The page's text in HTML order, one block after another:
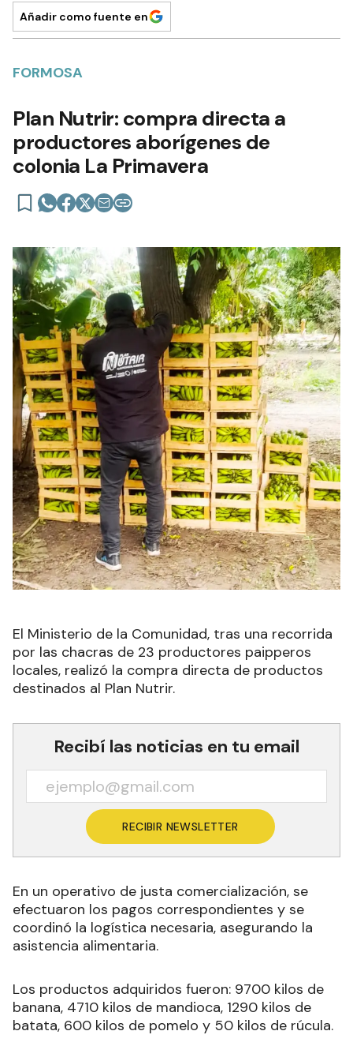
Añadir como fuente en
FORMOSA
Plan Nutrir: compra directa a
productores aborígenes de
colonia La Primavera
El Ministerio de la Comunidad, tras una recorrida
por las chacras de 23 productores paipperos
locales, realizó la compra directa de productos
destinados al Plan Nutrir.
Recibí las noticias en tu email
RECIBIR NEWSLETTER
En un operativo de justa comercialización, se
efectuaron los pagos correspondientes y se
coordinó la logística necesaria, asegurando la
asistencia alimentaria.
Los productos adquiridos fueron: 9700 kilos de
banana, 4710 kilos de mandioca, 1290 kilos de
batata, 600 kilos de pomelo y 50 kilos de rúcula.